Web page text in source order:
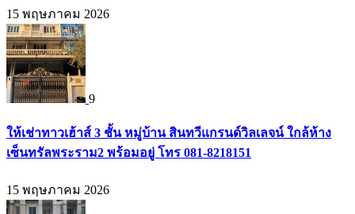
15 พฤษภาคม 2026
9
ให้เช่าทาวเฮ้าส์ 3 ชั้น หมู่บ้าน สินทวีแกรนด์วิลเลจน์ ใกล้ห้าง
เซ็นทรัลพระราม2 พร้อมอยู่ โทร 081-8218151
15 พฤษภาคม 2026